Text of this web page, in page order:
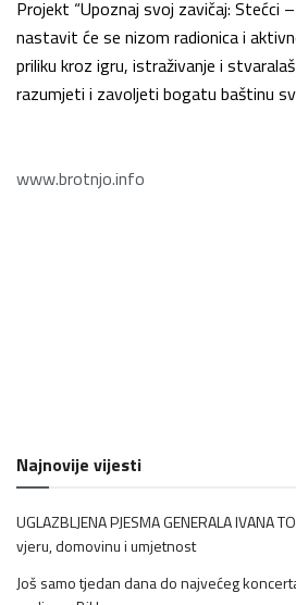
Projekt “Upoznaj svoj zavičaj: Stećci
nastavit će se nizom radionica i
priliku kroz igru, istraživanje i
razumjeti i zavoljeti bogatu baštinu
www.brotnjo.info
Najnovije vijesti
UGLAZBLJENA PJESMA GENERALA IVANA
vjeru, domovinu i umjetnost
Još samo tjedan dana do najvećeg